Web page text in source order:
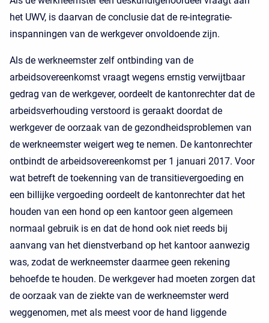
het UWV, is daarvan de conclusie dat de re-integratie-
inspanningen van de werkgever onvoldoende zijn.
Als de werkneemster zelf ontbinding van de
arbeidsovereenkomst vraagt wegens ernstig verwijtbaar
gedrag van de werkgever, oordeelt de kantonrechter dat de
arbeidsverhouding verstoord is geraakt doordat de
werkgever de oorzaak van de gezondheidsproblemen van
de werkneemster weigert weg te nemen. De kantonrechter
ontbindt de arbeidsovereenkomst per 1 januari 2017. Voor
wat betreft de toekenning van de transitievergoeding en
een billijke vergoeding oordeelt de kantonrechter dat het
houden van een hond op een kantoor geen algemeen
normaal gebruik is en dat de hond ook niet reeds bij
aanvang van het dienstverband op het kantoor aanwezig
was, zodat de werkneemster daarmee geen rekening
behoefde te houden. De werkgever had moeten zorgen dat
de oorzaak van de ziekte van de werkneemster werd
weggenomen, met als meest voor de hand liggende